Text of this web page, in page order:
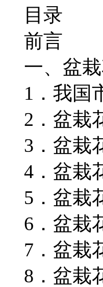
目录
前言
一、盆
1．我国
2．盆栽
3．盆栽
4．盆栽
5．盆栽
6．盆栽
7．盆栽
8．盆栽